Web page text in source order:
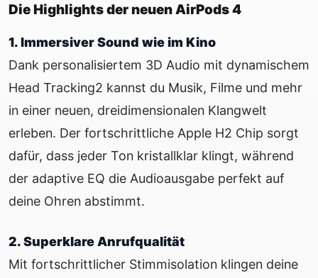
Die Highlights der neuen AirPods 4
1. Immersiver Sound wie im Kino
Dank personalisiertem 3D Audio mit dynamischem
Head Tracking2 kannst du Musik, Filme und mehr
in einer neuen, dreidimensionalen Klangwelt
erleben. Der fortschrittliche Apple H2 Chip sorgt
dafür, dass jeder Ton kristallklar klingt, während
der adaptive EQ die Audioausgabe perfekt auf
deine Ohren abstimmt.
2. Superklare Anrufqualität
Mit fortschrittlicher Stimmisolation klingen deine